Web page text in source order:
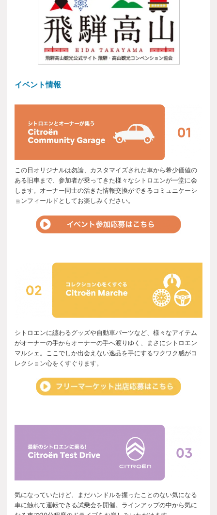
イベント情報
この日オリジナルは勿論、カスタマイズされた車から希少価値の
ある旧車まで、参加者が乗ってきた様々なシトロエンが一堂に会
します。オーナー同士の活きた情報交換ができるコミュニケーシ
ョンフィールドとしてお楽しみください。
シトロエンに纏わるグッズや自動車パーツなど、様々なアイテム
がオーナーの手からオーナーの手へ渡りゆく、まさにシトロエン
マルシェ。ここでしか出会えない逸品を手にするワクワク感がコ
レクション心をくすぐります。
気になっていたけど、まだハンドルを握ったことのない気になる
車に触れて運転できる試乗会を開催。ラインアップの中から気に